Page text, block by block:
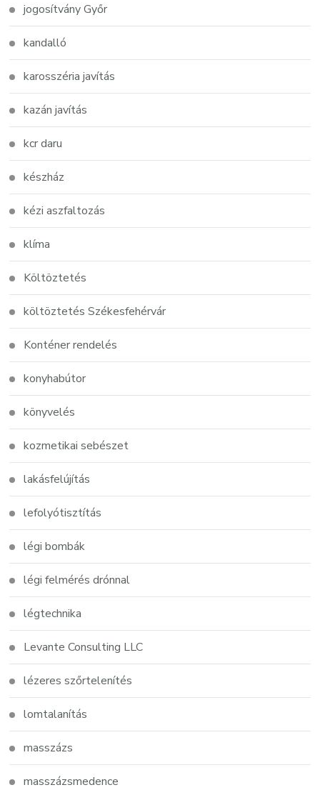
jogosítvány Győr
kandalló
karosszéria javítás
kazán javítás
kcr daru
készház
kézi aszfaltozás
klíma
Költöztetés
költöztetés Székesfehérvár
Konténer rendelés
konyhabútor
könyvelés
kozmetikai sebészet
lakásfelújítás
lefolyótisztítás
légi bombák
légi felmérés drónnal
légtechnika
Levante Consulting LLC
lézeres szőrtelenítés
lomtalanítás
masszázs
masszázsmedence